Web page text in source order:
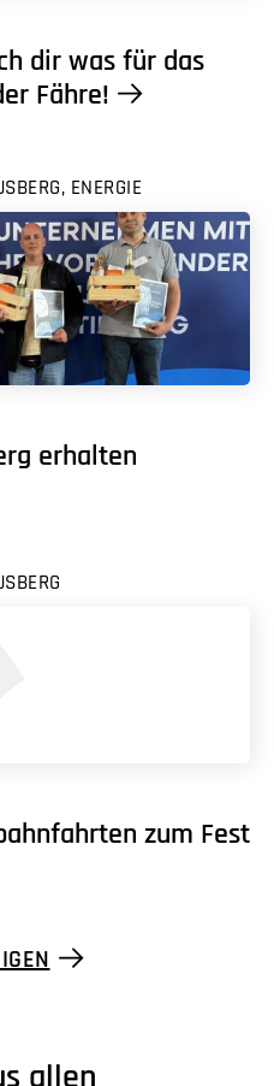
dir was für das
Fähre!
ENERGIE
erhalten
zum Fest
allen